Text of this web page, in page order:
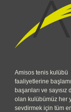
Amisos tenis kulübü
faaliyetlerine
başarıları ve
olan kulübümüz her
sevdirmek için tüm